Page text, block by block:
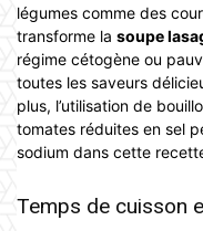
légumes comme des
transforme la soupe
régime cétogène ou
toutes les saveurs
plus, l’utilisation de
tomates réduites en sel
sodium dans cette
Temps de cuisson